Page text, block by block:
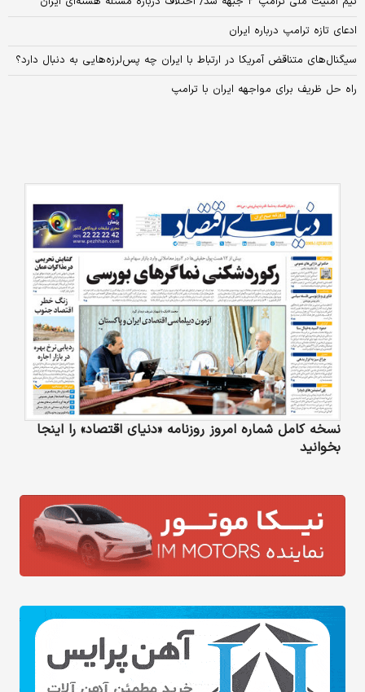
ادعای تازه ترامپ درباره ایران
سیگنال‌های متناقض آمریکا در ارتباط با ایران چه پس‌لرزه‌هایی به دنبال دارد؟
راه حل ظریف برای مواجهه ایران با ترامپ
نسخه کامل شماره امروز روزنامه «دنیای‌ اقتصاد» را اینجا
بخوانید